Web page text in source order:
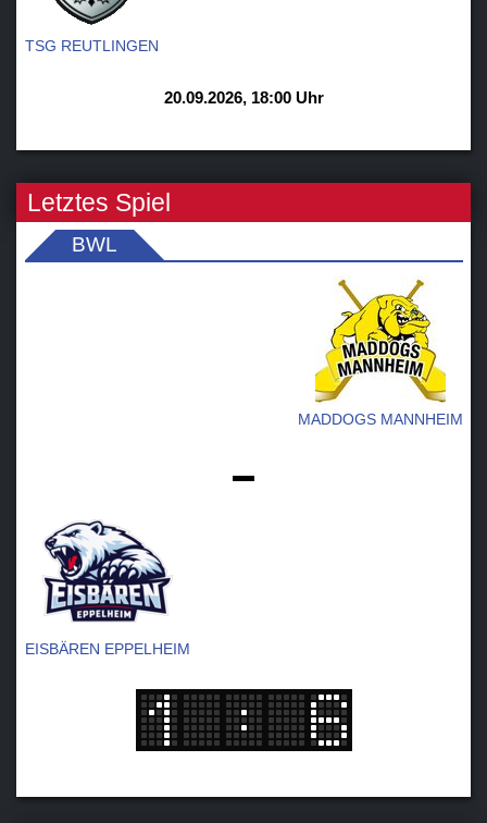
TSG REUTLINGEN
20.09.2026, 18:00 Uhr
Letztes Spiel
BWL
MADDOGS MANNHEIM
-
EISBÄREN EPPELHEIM